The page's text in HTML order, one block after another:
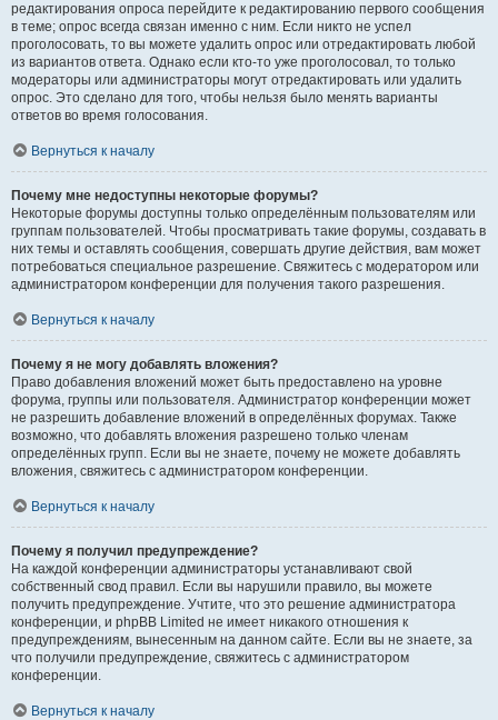
редактирования опроса перейдите к редактированию первого сообщения
в теме; опрос всегда связан именно с ним. Если никто не успел
проголосовать, то вы можете удалить опрос или отредактировать любой
из вариантов ответа. Однако если кто-то уже проголосовал, то только
модераторы или администраторы могут отредактировать или удалить
опрос. Это сделано для того, чтобы нельзя было менять варианты
ответов во время голосования.
Вернуться к началу
Почему мне недоступны некоторые форумы?
Некоторые форумы доступны только определённым пользователям или
группам пользователей. Чтобы просматривать такие форумы, создавать в
них темы и оставлять сообщения, совершать другие действия, вам может
потребоваться специальное разрешение. Свяжитесь с модератором или
администратором конференции для получения такого разрешения.
Вернуться к началу
Почему я не могу добавлять вложения?
Право добавления вложений может быть предоставлено на уровне
форума, группы или пользователя. Администратор конференции может
не разрешить добавление вложений в определённых форумах. Также
возможно, что добавлять вложения разрешено только членам
определённых групп. Если вы не знаете, почему не можете добавлять
вложения, свяжитесь с администратором конференции.
Вернуться к началу
Почему я получил предупреждение?
На каждой конференции администраторы устанавливают свой
собственный свод правил. Если вы нарушили правило, вы можете
получить предупреждение. Учтите, что это решение администратора
конференции, и phpBB Limited не имеет никакого отношения к
предупреждениям, вынесенным на данном сайте. Если вы не знаете, за
что получили предупреждение, свяжитесь с администратором
конференции.
Вернуться к началу